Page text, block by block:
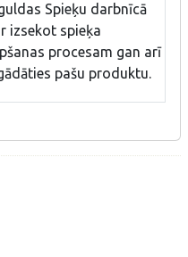
Spieķu darbnīcā
izsekot spieķa
procesam gan arī
pašu produktu.